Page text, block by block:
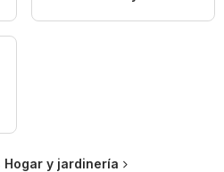
Hogar y jardinería